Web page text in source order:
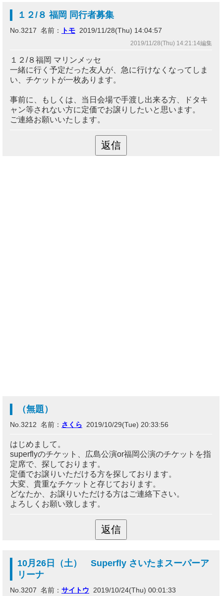
１２/８ 福岡 同行者募集
No.3217 名前： トモ 2019/11/28(Thu) 14:04:57
2019/11/28(Thu) 14:21:14編集
１２/８福岡 マリンメッセ
一緒に行く予定だった友人が、急に行けなくなってしま
い、チケットが一枚あります。
事前に、もしくは、当日会場で手渡し出来る方、ドタキ
ャン等されない方に定価でお譲りしたいと思います。
ご連絡お願いいたします。
（無題）
No.3212 名前： さくら 2019/10/29(Tue) 20:33:56
はじめまして。
superflyのチケット、広島公演or福岡公演のチケットを指
定席で、探しております。
定価でお譲りいただける方を探しております。
大変、貴重なチケットと存じております。
どなたか、お譲りいただける方はご連絡下さい。
よろしくお願い致します。
10月26日（土） Superfly さいたまスーパーア
リーナ
No.3207 名前： サイトウ 2019/10/24(Thu) 00:01:33